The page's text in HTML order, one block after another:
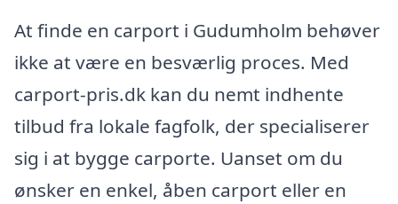
At finde en carport i Gudumholm behøver
ikke at være en besværlig proces. Med
carport-pris.dk kan du nemt indhente
tilbud fra lokale fagfolk, der specialiserer
sig i at bygge carporte. Uanset om du
ønsker en enkel, åben carport eller en